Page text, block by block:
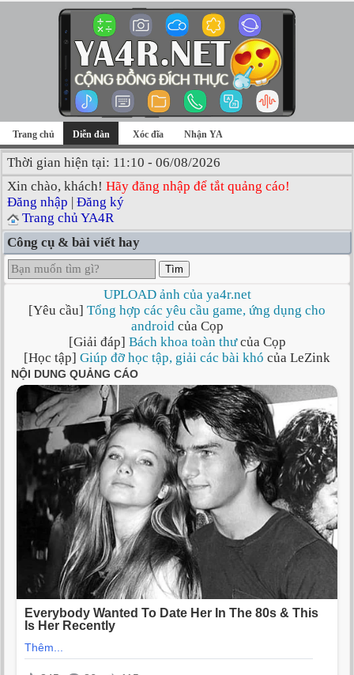
Trang chủ Diễn đàn Xóc đĩa Nhận YA
Thời gian hiện tại: 11:10 - 06/08/2026
Xin chào, khách! Hãy đăng nhập để tắt quảng cáo!
Đăng nhập | Đăng ký
Trang chủ YA4R
Công cụ & bài viết hay
Tìm
UPLOAD ảnh của ya4r.net
[Yêu cầu] Tổng hợp các yêu cầu game, ứng dụng cho
androidcủa Cọp
[Giải đáp] Bách khoa toàn thưcủa Cọp
[Học tập] Giúp đỡ học tập, giải các bài khó của LeZink